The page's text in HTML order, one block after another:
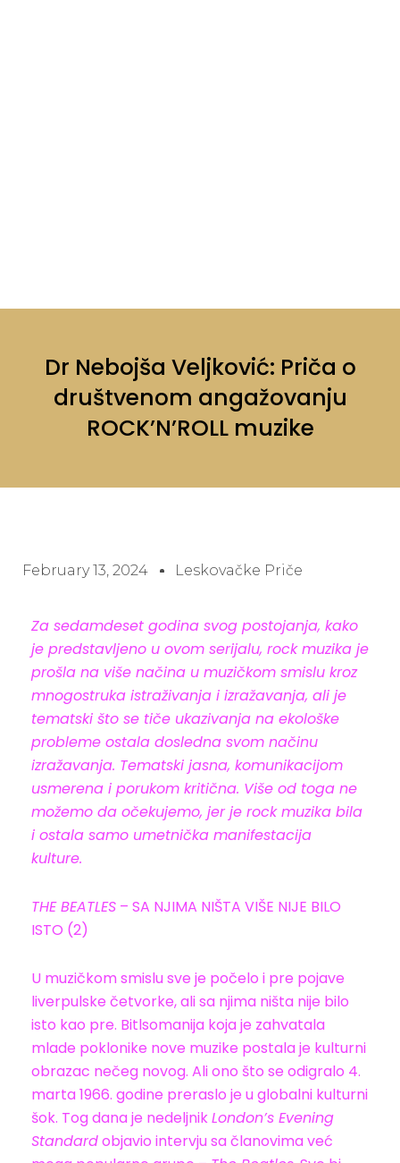
Dr Nebojša Veljković: Priča o
društvenom angažovanju
ROCK’N’ROLL muzike
February 13, 2024 Leskovačke Priče
Za sedamdeset godina svog postojanja, kako
je predstavljeno u ovom serijalu, rock muzika je
prošla na više načina u muzičkom smislu kroz
mnogostruka istraživanja i izražavanja, ali je
tematski što se tiče ukazivanja na ekološke
probleme ostala dosledna svom načinu
izražavanja. Tematski jasna, komunikacijom
usmerena i porukom kritična. Više od toga ne
možemo da očekujemo, jer je rock muzika bila
i ostala samo umetnička manifestacija
kulture.
THE BEATLES – SA NJIMA NIŠTA VIŠE NIJE BILO
ISTO (2)
U muzičkom smislu sve je počelo i pre pojave
liverpulske četvorke, ali sa njima ništa nije bilo
isto kao pre. Bitlsomanija koja je zahvatala
mlade poklonike nove muzike postala je kulturni
obrazac nečeg novog. Ali ono što se odigralo 4.
marta 1966. godine preraslo je u globalni kulturni
šok. Tog dana je nedeljnikLondon’s Evening
Standardobjavio intervju sa članovima već